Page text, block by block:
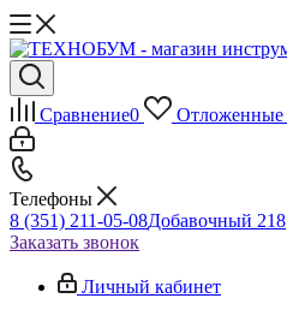
Сравнение0 Отложенные
Телефоны
8 (351) 211-05-08Добавочный 218
Заказать звонок
Личный кабинет